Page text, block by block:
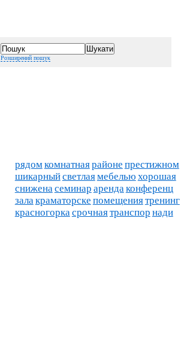
Розширений пошук
рядомкомнатнаярайоне престижном
шикарныйсветлаямебелью хорошая
сниженасеминар арендаконференц
залакраматорске помещениятренинг
красногоркасрочнаятранспор нади